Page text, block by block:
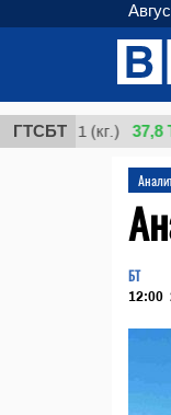
ГТСБТ
1 (кг.) 37,8 ТМТ
БТ
12:00